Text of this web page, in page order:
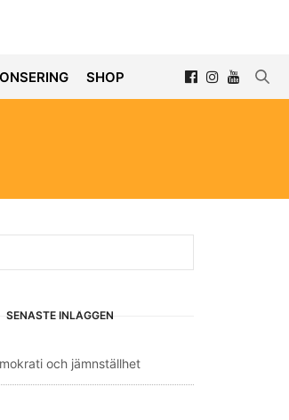
SHOP
SENASTE INLÄGGEN
och jämnställhet